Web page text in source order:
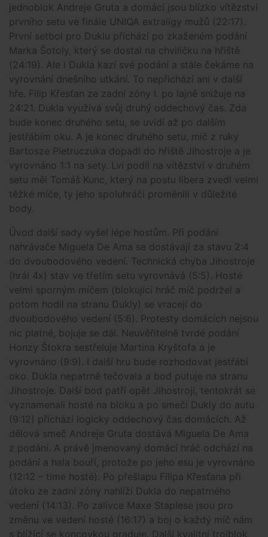
jednoblok Andreje Gruta a domácí jsou blízko vítězství
prvního setu ve finále UNIQA extraligy mužů (22:17).
První setbol pro Duklu přichází po zkaženém podání
Marka Šotoly, který se dostal na chviličku na hřiště
(24:19). Ale i Dukla kazí své podání a stále čekáme na
vyrovnání dnešního utkání. To nepřichází ani v další
hře. Filip Křesťan ze zadní zóny I. po lajně snižuje na
24:21. Dukla využívá svůj druhý oddechový čas. Zda
bude konec druhého setu, se uvidí až po dalším
jestřábím oku. A je konec druhého setu, míč z ruky
Bartosze Pietruczuka dopadl do hřiště Jihostroje a je
vyrovnáno 1:1 na sety. Lví podíl na vítězství v druhém
setu měl Tomáš Kunc, který na postu libera zvedl velmi
těžké míče, ty jeho spoluhráči proměnili v důležité
body.
Úvod další sady vyšel lépe hostům. Při podání
nahrávače Miguela De Ama se dostávají za stavu 2:4
do dvoubodového vedení. Technická chyba Jihostroje
(hrál 4x) stav ve třetím setu vyrovnává (5:5). Hosté
velmi sporným míčem (blokující hráč míč podržel a
potom hodil na stranu Dukly) se vracejí do
dvoubodového vedení (5:6). Protesty domácích nejsou
nic platné, bojuje se dál. Neuvěřitelně tvrdé podání
Honzy Štokra sestřeluje Martina Kryštofa a je
vyrovnáno (9:9). I další hru bude rozhodovat jestřábí
oko. Dukla nepatrně tečovala a bod putuje na stranu
Jihostroje. Další bod patří opět Jihostroji, tentokrát se
vyznamenali hosté na bloku a po smeči Dukly do autu
(9:12) přichází logicky oddechový čas domácích. Až
dělová smeč Andreje Gruta dostává Miguela De Ama
z podání. A právě jmenovaný domácí hráč odchází na
podání a hala bouří, protože po jeho esu je vyrovnáno
(12:12 – time hosté). Po přešlapu Filipa Křesťana při
útoku ze zadní zóny nahlíží Dukla do nepatrného
vedení (14:13). Po zalívce Maxe Staplese jsou pro
změnu ve vedení hosté (16:17) a boj o každý míč nám
s blížící se koncovkou graduje. Další kvalitní trojblok